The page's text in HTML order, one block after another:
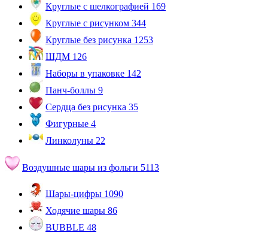
Круглые с шелкографией 169
Круглые с рисунком 344
Круглые без рисунка 1253
ШДМ 126
Наборы в упаковке 142
Панч-боллы 9
Сердца без рисунка 35
Фигурные 4
Линколуны 22
Воздушные шары из фольги 5113
Шары-цифры 1090
Ходячие шары 86
BUBBLE 48